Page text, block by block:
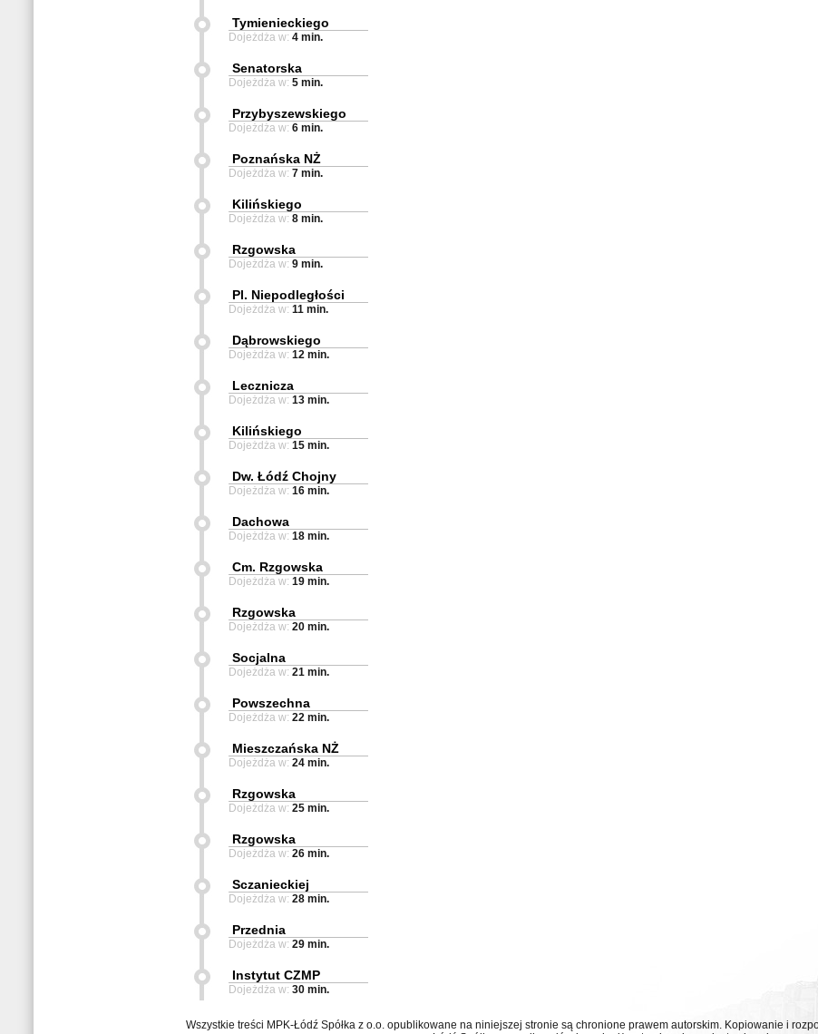
Tymienieckiego
Dojeżdża w: 4 min.
Senatorska
Dojeżdża w: 5 min.
Przybyszewskiego
Dojeżdża w: 6 min.
Poznańska NŻ
Dojeżdża w: 7 min.
Kilińskiego
Dojeżdża w: 8 min.
Rzgowska
Dojeżdża w: 9 min.
Pl. Niepodległości
Dojeżdża w: 11 min.
Dąbrowskiego
Dojeżdża w: 12 min.
Lecznicza
Dojeżdża w: 13 min.
Kilińskiego
Dojeżdża w: 15 min.
Dw. Łódź Chojny
Dojeżdża w: 16 min.
Dachowa
Dojeżdża w: 18 min.
Cm. Rzgowska
Dojeżdża w: 19 min.
Rzgowska
Dojeżdża w: 20 min.
Socjalna
Dojeżdża w: 21 min.
Powszechna
Dojeżdża w: 22 min.
Mieszczańska NŻ
Dojeżdża w: 24 min.
Rzgowska
Dojeżdża w: 25 min.
Rzgowska
Dojeżdża w: 26 min.
Sczanieckiej
Dojeżdża w: 28 min.
Przednia
Dojeżdża w: 29 min.
Instytut CZMP
Dojeżdża w: 30 min.
Wszystkie treści MPK-Łódź Spółka z o.o. opublikowane na niniejszej stronie są chronione prawem autorskim. Kopiowanie i